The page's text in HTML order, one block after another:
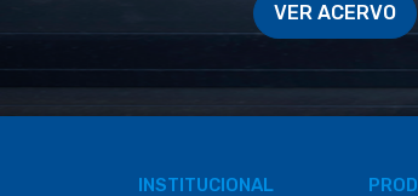
VER ACERVO
INSTITUCIONAL